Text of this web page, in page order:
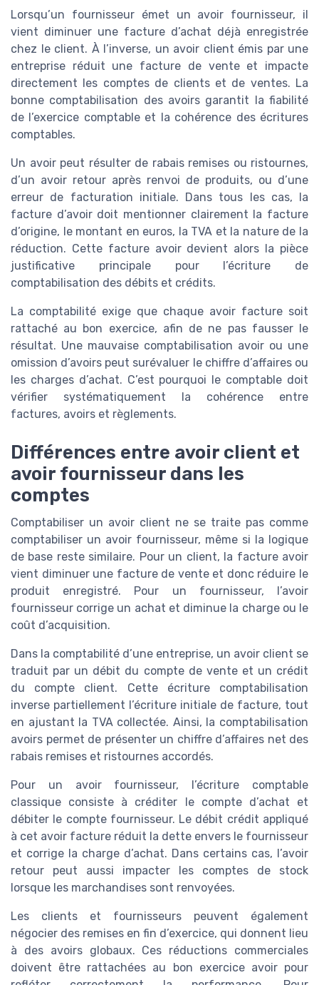
Lorsqu’un fournisseur émet un avoir fournisseur, il
vient diminuer une facture d’achat déjà enregistrée
chez le client. À l’inverse, un avoir client émis par une
entreprise réduit une facture de vente et impacte
directement les comptes de clients et de ventes. La
bonne comptabilisation des avoirs garantit la fiabilité
de l’exercice comptable et la cohérence des écritures
comptables.
Un avoir peut résulter de rabais remises ou ristournes,
d’un avoir retour après renvoi de produits, ou d’une
erreur de facturation initiale. Dans tous les cas, la
facture d’avoir doit mentionner clairement la facture
d’origine, le montant en euros, la TVA et la nature de la
réduction. Cette facture avoir devient alors la pièce
justificative principale pour l’écriture de
comptabilisation des débits et crédits.
La comptabilité exige que chaque avoir facture soit
rattaché au bon exercice, afin de ne pas fausser le
résultat. Une mauvaise comptabilisation avoir ou une
omission d’avoirs peut surévaluer le chiffre d’affaires ou
les charges d’achat. C’est pourquoi le comptable doit
vérifier systématiquement la cohérence entre
factures, avoirs et règlements.
Différences entre avoir client et
avoir fournisseur dans les
comptes
Comptabiliser un avoir client ne se traite pas comme
comptabiliser un avoir fournisseur, même si la logique
de base reste similaire. Pour un client, la facture avoir
vient diminuer une facture de vente et donc réduire le
produit enregistré. Pour un fournisseur, l’avoir
fournisseur corrige un achat et diminue la charge ou le
coût d’acquisition.
Dans la comptabilité d’une entreprise, un avoir client se
traduit par un débit du compte de vente et un crédit
du compte client. Cette écriture comptabilisation
inverse partiellement l’écriture initiale de facture, tout
en ajustant la TVA collectée. Ainsi, la comptabilisation
avoirs permet de présenter un chiffre d’affaires net des
rabais remises et ristournes accordés.
Pour un avoir fournisseur, l’écriture comptable
classique consiste à créditer le compte d’achat et
débiter le compte fournisseur. Le débit crédit appliqué
à cet avoir facture réduit la dette envers le fournisseur
et corrige la charge d’achat. Dans certains cas, l’avoir
retour peut aussi impacter les comptes de stock
lorsque les marchandises sont renvoyées.
Les clients et fournisseurs peuvent également
négocier des remises en fin d’exercice, qui donnent lieu
à des avoirs globaux. Ces réductions commerciales
doivent être rattachées au bon exercice avoir pour